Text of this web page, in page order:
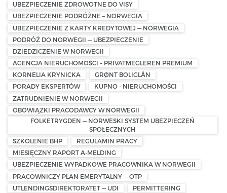
UBEZPIECZENIE ZDROWOTNE DO VISY
UBEZPIECZENIE PODRÓŻNE – NORWEGIA
UBEZPIECZENIE Z KARTY KREDYTOWEJ — NORWEGIA
PODRÓŻ DO NORWEGII — UBEZPIECZENIE
DZIEDZICZENIE W NORWEGII
AGENCJA NIERUCHOMOŚCI – PRIVATMEGLEREN PREMIUM
KORNELIA KRYNICKA
GRØNT BOLIGLÅN
PORADY EKSPERTÓW
KUPNO - NIERUCHOMOŚCI
ZATRUDNIENIE W NORWEGII
OBOWIĄZKI PRACODAWCY W NORWEGII
FOLKETRYGDEN — NORWESKI SYSTEM UBEZPIECZEŃ
SPOŁECZNYCH
SZKOLENIE BHP
REGULAMIN PRACY
MIESIĘCZNY RAPORT A-MELDING
UBEZPIECZENIE WYPADKOWE PRACOWNIKA W NORWEGII
PRACOWNICZY PLAN EMERYTALNY — OTP
UTLENDINGSDIREKTORATET — UDI
PERMITTERING